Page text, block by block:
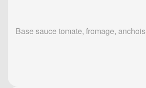
Base sauce tomate, fromage, anchois